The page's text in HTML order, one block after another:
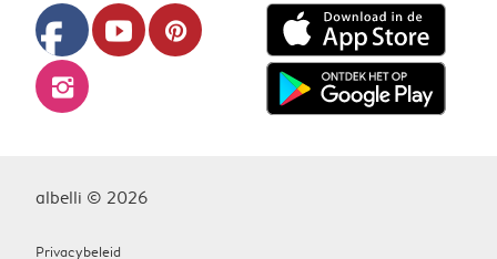
facebook youtube pinterest
instagram
albelli © 2026
Privacybeleid